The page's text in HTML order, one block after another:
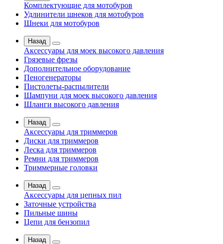
Комплектующие для мотобуров
Удлинители шнеков для мотобуров
Шнеки для мотобуров
Назад
Аксессуары для моек высокого давления
Грязевые фрезы
Дополнительное оборудование
Пеногенераторы
Пистолеты-распылители
Шампуни для моек высокого давления
Шланги высокого давления
Назад
Аксессуары для триммеров
Диски для триммеров
Леска для триммеров
Ремни для триммеров
Триммерные головки
Назад
Аксессуары для цепных пил
Заточные устройства
Пильные шины
Цепи для бензопил
Назад